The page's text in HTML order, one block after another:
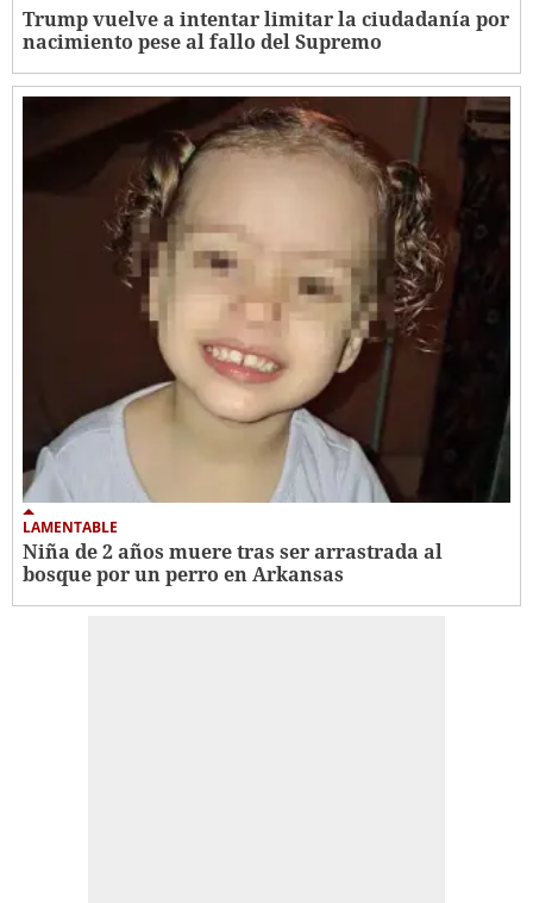
Trump vuelve a intentar limitar la ciudadanía por
nacimiento pese al fallo del Supremo
LAMENTABLE
Niña de 2 años muere tras ser arrastrada al
bosque por un perro en Arkansas